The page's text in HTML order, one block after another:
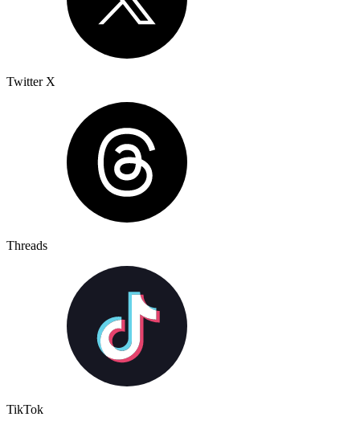
Twitter X
Threads
TikTok